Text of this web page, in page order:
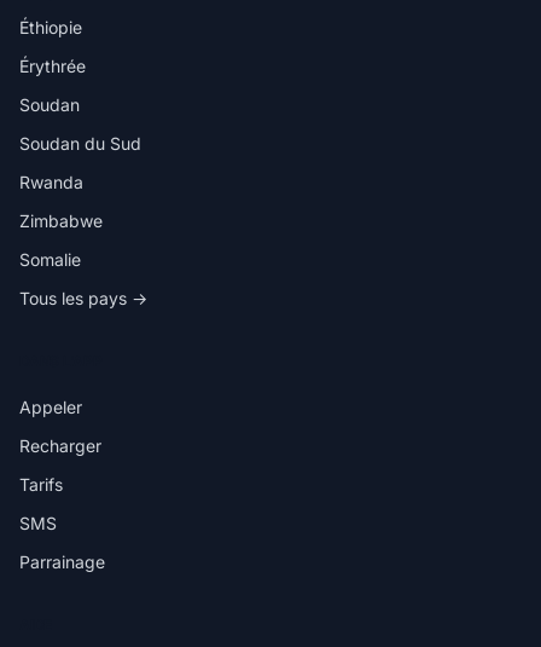
Éthiopie
Érythrée
Soudan
Soudan du Sud
Rwanda
Zimbabwe
Somalie
Tous les pays →
Appeler
Recharger
Tarifs
SMS
Parrainage